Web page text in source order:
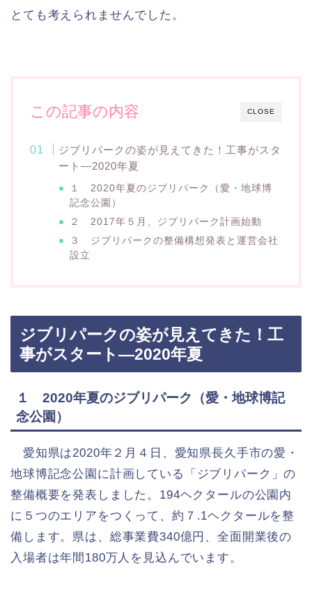
とても考えられませんでした。
CLOSE
この記事の内容
ジブリパークの姿が見えてきた！工事がスタ
ート—2020年夏
１ 2020年夏のジブリパーク（愛・地球博
記念公園）
２ 2017年５月、ジブリパーク計画始動
３ ジブリパークの整備構想発表と運営会社
設立
ジブリパークの姿が見えてきた！工
事がスタート—2020年夏
１ 2020年夏のジブリパーク（愛・地球博記
念公園）
愛知県は2020年２月４日、愛知県長久手市の愛・
地球博記念公園に計画している「ジブリパーク」の
整備概要を発表しました。194ヘクタールの公園内
に５つのエリアをつくって、約７.1ヘクタールを整
備します。県は、総事業費340億円、全面開業後の
入場者は年間180万人を見込んでいます。